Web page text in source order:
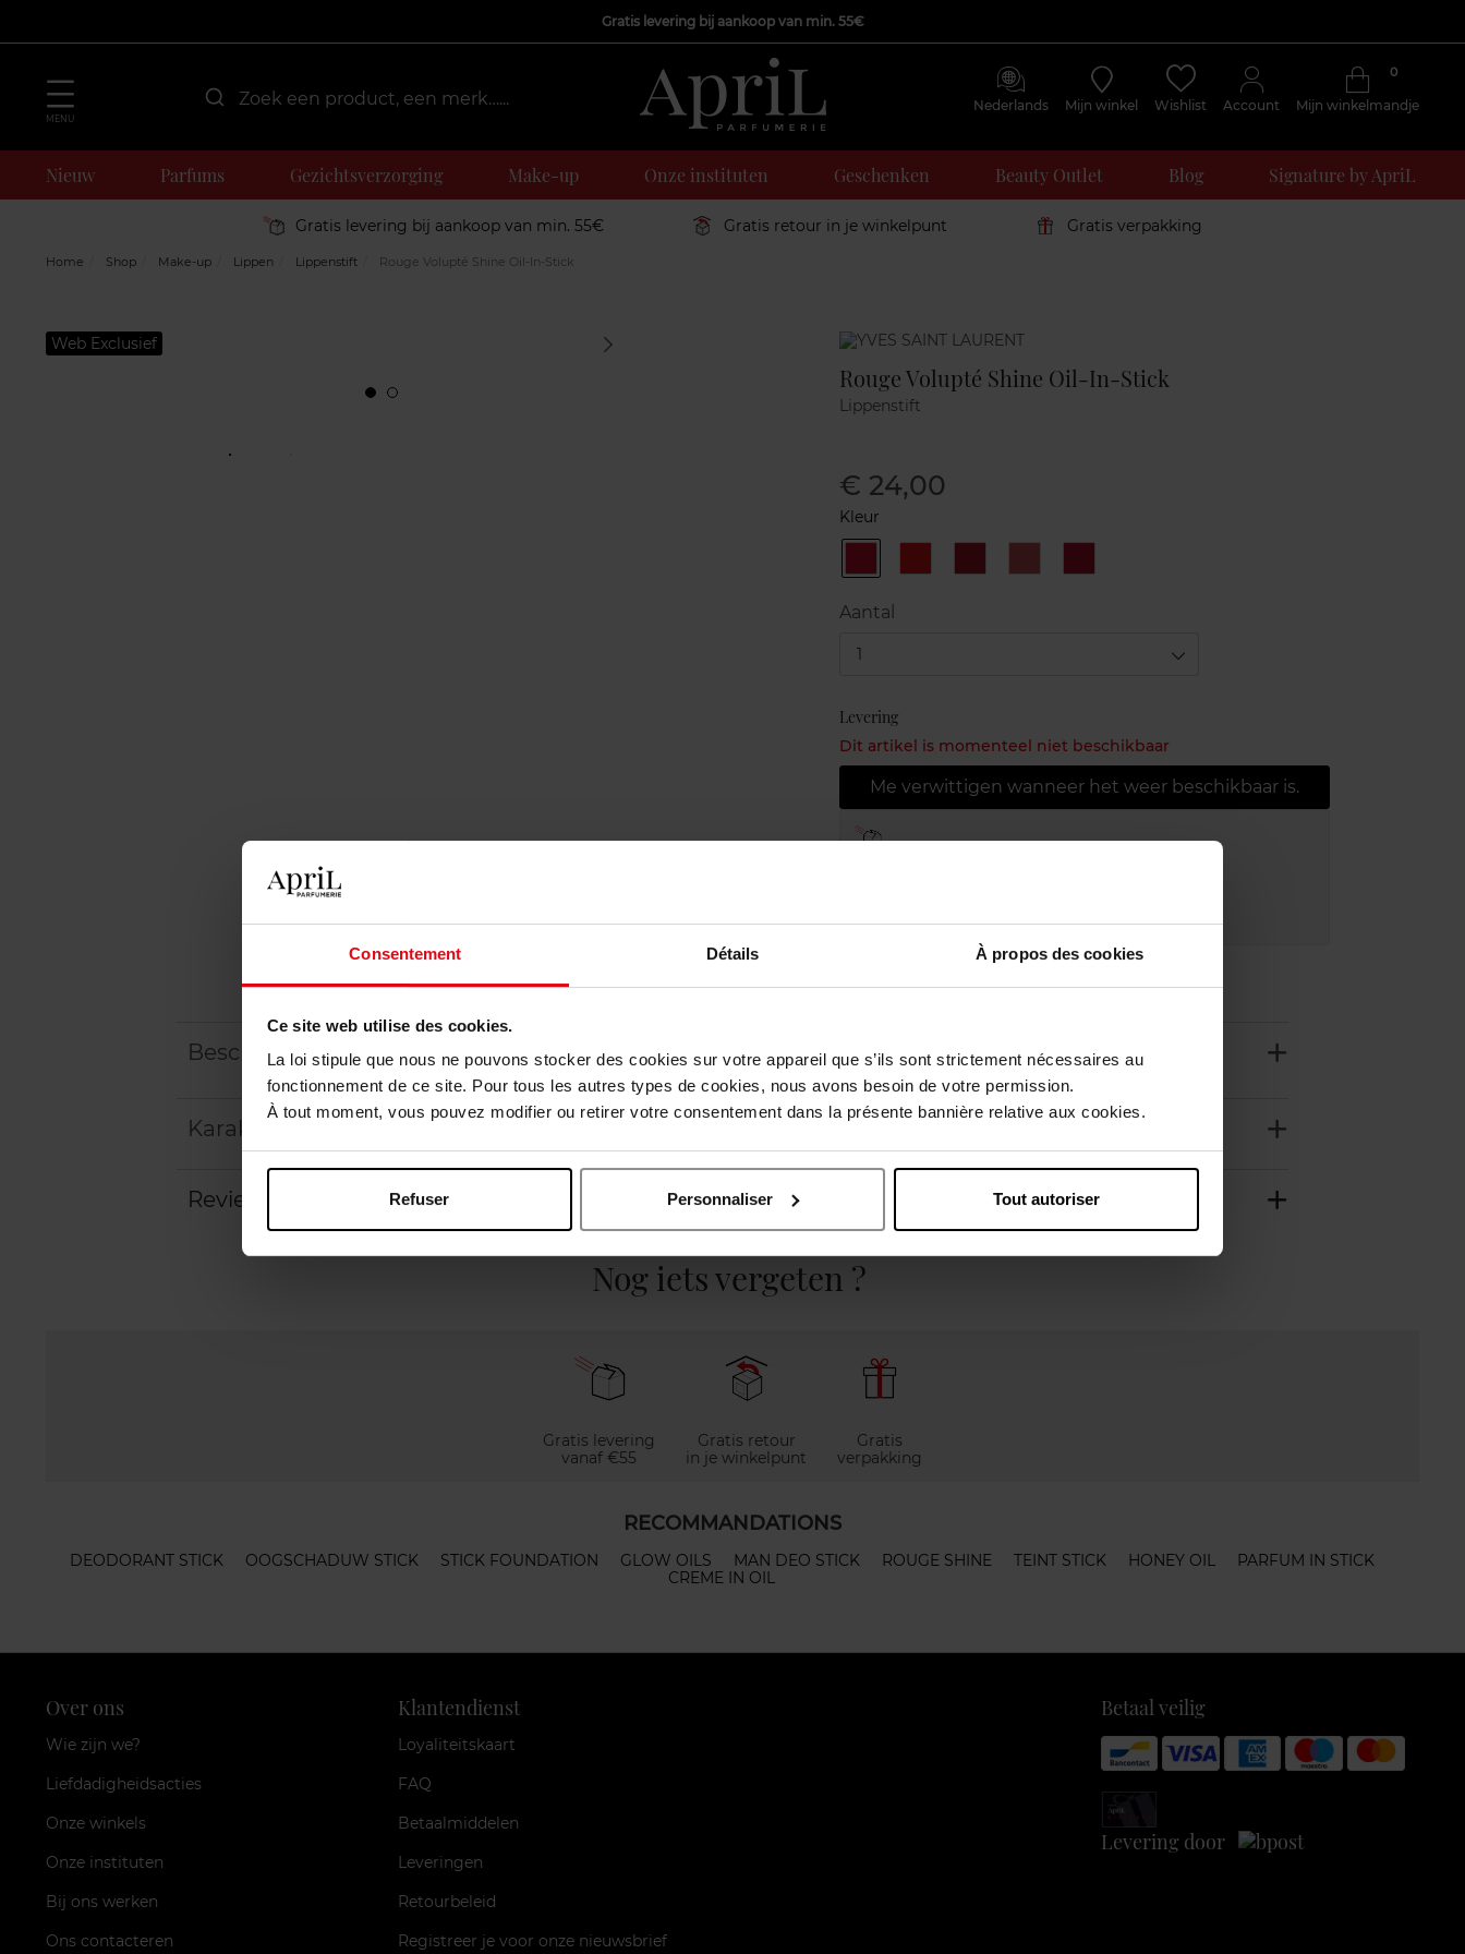
Consentement Détails À propos des cookies
Ce site web utilise des cookies.
La loi stipule que nous ne pouvons stocker des cookies sur votre appareil que s’ils sont strictement nécessaires au
fonctionnement de ce site. Pour tous les autres types de cookies, nous avons besoin de votre permission.
À tout moment, vous pouvez modifier ou retirer votre consentement dans la présente bannière relative aux cookies.
Refuser Personnaliser Tout autoriser
Gratis levering bij aankoop van min. 55€
MENU
Nederlands Mijn winkel Wishlist Account Mijn winkelmandje
0
Nieuw Parfums Gezichtsverzorging Make-up Onze instituten Geschenken Beauty Outlet Blog Signature by ApriL
Gratis levering bij aankoop van min. 55€ Gratis retour in je winkelpunt Gratis verpakking
Home Shop Make-up Lippen Lippenstift Rouge Volupté Shine Oil-In-Stick
Web Exclusief Marque
Rouge Volupté Shine Oil-In-Stick
Lippenstift
€ 24,00
Kleur
Rouge OrangeToniqueAfriqueCape
Aantal
1
Levering
Dit artikel is momenteel niet beschikbaar
Me verwittigen wanneer het weer beschikbaar is.
Gratis verpakking
Beschrijving
Karakteristieken
Review Beleid inzake klantbeoordelingen
Nog iets vergeten ?
Gratis levering
vanaf €55
Gratis retour
in je winkelpunt
Gratis
verpakking
RECOMMANDATIONS
DEODORANT STICK OOGSCHADUW STICK STICK FOUNDATION GLOW OILS MAN DEO STICK ROUGE SHINE TEINT STICK HONEY OIL
PARFUM IN STICK
CREME IN OIL
Over ons
Wie zijn we?
Liefdadigheidsacties
Onze winkels
Onze instituten
Bij ons werken
Ons contacteren
Klantendienst
Loyaliteitskaart
FAQ
Betaalmiddelen
Leveringen
Retourbeleid
Registreer je voor onze nieuwsbrief
Betaal veilig
Levering door